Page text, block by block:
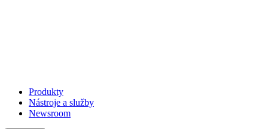
Produkty
Nástroje a služby
Newsroom